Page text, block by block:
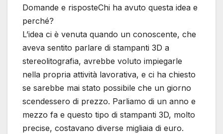
Domande e risposteChi ha avuto questa idea e
perché?
L’idea ci è venuta quando un conoscente, che
aveva sentito parlare di stampanti 3D a
stereolitografia, avrebbe voluto impiegarle
nella propria attività lavorativa, e ci ha chiesto
se sarebbe mai stato possibile che un giorno
scendessero di prezzo. Parliamo di un anno e
mezzo fa e questo tipo di stampanti 3D, molto
precise, costavano diverse migliaia di euro.